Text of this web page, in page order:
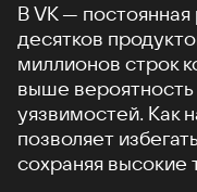
В VK —
десятков
миллионов строк
выше
уязвимостей. Как
позволяет
сохраняя высокие